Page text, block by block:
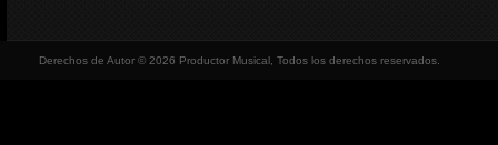
Derechos de Autor © 2026 Productor Musical, Todos los derechos reservados.